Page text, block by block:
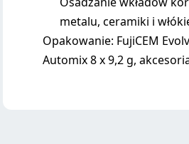
metalu, ceramiki i
Opakowanie: FujiCEM
Automix 8 x 9,2 g,